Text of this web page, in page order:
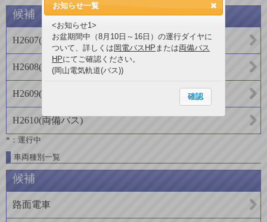
候補
H2607( 両備バス)
H2608( 両備バス)
H2609(
H2610(両備バス)
*：運行中
車両種別一覧
候補
路面電車
お知らせ一覧
<お知らせ1>
お盆期間中（8月10日～16日）の運行ダイヤに
ついて、詳しくは 岡電バスHP または両備バス
HPにてご確認ください。
(岡山電気軌道(バス))
確認